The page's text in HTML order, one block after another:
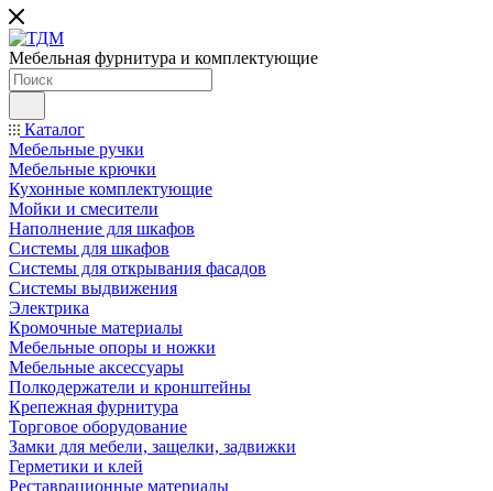
Мебельная фурнитура и комплектующие
Каталог
Мебельные ручки
Мебельные крючки
Кухонные комплектующие
Мойки и смесители
Наполнение для шкафов
Cистемы для шкафов
Системы для открывания фасадов
Системы выдвижения
Электрика
Кромочные материалы
Мебельные опоры и ножки
Мебельные аксессуары
Полкодержатели и кронштейны
Крепежная фурнитура
Торговое оборудование
Замки для мебели, защелки, задвижки
Герметики и клей
Реставрационные материалы